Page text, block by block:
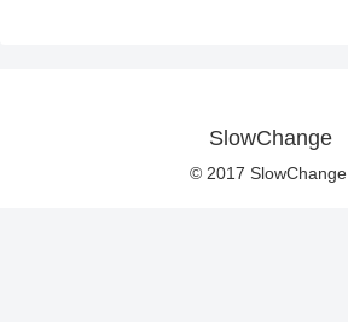
SlowChange
© 2017 SlowChange.